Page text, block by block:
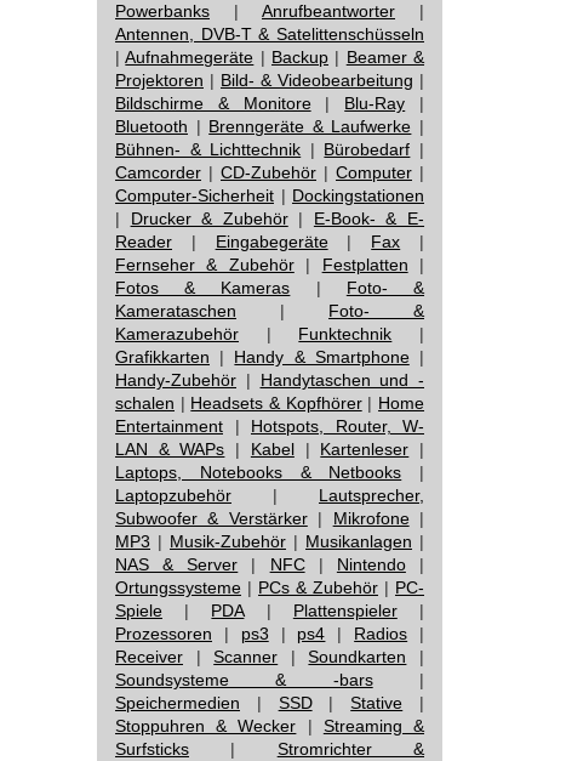
Powerbanks | Anrufbeantworter |
Antennen, DVB-T & Satelittenschüsseln
|Aufnahmegeräte | Backup | Beamer &
Projektoren | Bild- & Videobearbeitung |
Bildschirme & Monitore| Blu-Ray |
Bluetooth | Brenngeräte & Laufwerke |
Bühnen- & Lichttechnik | Bürobedarf |
Camcorder | CD-Zubehör | Computer |
Computer-Sicherheit | Dockingstationen
| Drucker & Zubehör| E-Book- & E-
Reader | Eingabegeräte| Fax |
Fernseher & Zubehör| Festplatten |
Fotos & Kameras | Foto- &
Kamerataschen | Foto- &
Kamerazubehör | Funktechnik |
Grafikkarten | Handy & Smartphone|
Handy-Zubehör | Handytaschen und -
schalen | Headsets & Kopfhörer| Home
Entertainment | Hotspots, Router, W-
LAN & WAPs | Kabel| Kartenleser |
Laptops, Notebooks & Netbooks |
Laptopzubehör | Lautsprecher,
Subwoofer & Verstärker| Mikrofone|
MP3 | Musik-Zubehör | Musikanlagen |
NAS & Server | NFC| Nintendo|
Ortungssysteme | PCs & Zubehör | PC-
Spiele | PDA| Plattenspieler|
Prozessoren | ps3 | ps4 | Radios |
Receiver |Scanner |Soundkarten |
Soundsysteme & -bars|
Speichermedien | SSD|Stative |
Stoppuhren & Wecker | Streaming &
Surfsticks | Stromrichter &